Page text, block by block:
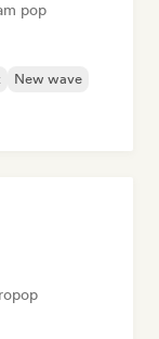
pop
New wave